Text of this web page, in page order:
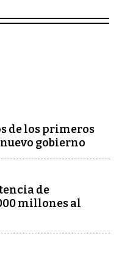
de los primeros
gobierno
de
millones al